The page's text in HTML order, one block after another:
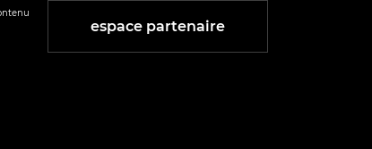
espace partenaire